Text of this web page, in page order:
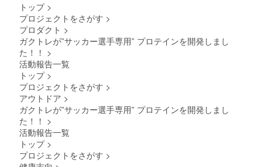
トップ >
プロジェクトをさがす >
プロダクト >
ガクトレが”サッカー選手専用” プロテインを開発しまし
た！！ >
活動報告一覧
トップ >
プロジェクトをさがす >
アウトドア >
ガクトレが”サッカー選手専用” プロテインを開発しまし
た！！ >
活動報告一覧
トップ >
プロジェクトをさがす >